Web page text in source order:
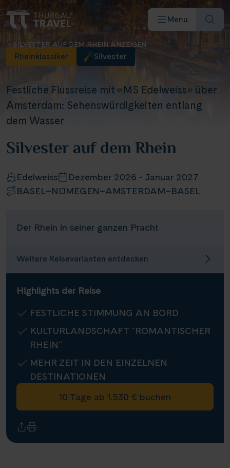
Menu
Reiseziele & Flüsse
Schiffe
Reisearten
Reisekalender
Reisekataloge
Agenturbereich
WhatsApp
SILVESTER AUF DEM RHEIN ANZEIGEN
Rheinklassiker Silvester
Festliche Flussreise mit «MS Edelweiss» über
Amsterdam: Sehenswürdigkeiten entlang
dem Wasser
Silvester auf dem Rhein
Edelweiss
Dezember 2026 - Januar 2027
BASEL–NIJMEGEN–AMSTERDAM–BASEL
Der Rhein in seiner ganzen Pracht
Weitere Reisevarianten entdecken
Highlights der Reise
FESTLICHE STIMMUNG AN BORD
KULTURLANDSCHAFT "ROMANTISCHER
RHEIN"
MEHR ZEIT IN DEN EINZELNEN
DESTINATIONEN
10 Tage ab 1.530 € buchen